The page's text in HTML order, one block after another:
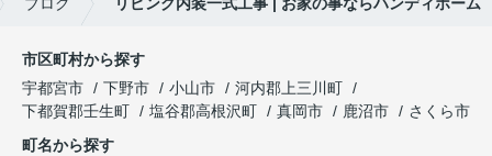
ブログ リビング内装一式工事 | お家の事ならハンディホーム
市区町村から探す
宇都宮市
下野市 小山市
河内郡上三川町
下都賀郡壬生町
塩谷郡高根沢町 真岡市 鹿沼市
さくら市
町名から探す